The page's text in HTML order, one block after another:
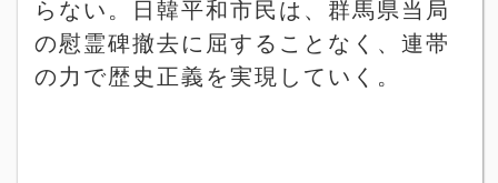
らない。日韓平和市民は、群馬県当局
の慰霊碑撤去に屈することなく、連帯
の力で歴史正義を実現していく。